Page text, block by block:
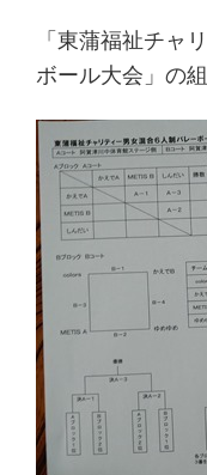
「東蒲福祉チャ
ボール大会」の